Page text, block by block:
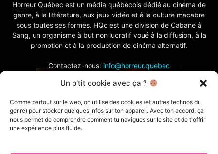
Un p'tit cookie avec ça ?
Comme partout sur le web, on utilise des cookies (et autres technos du
genre) pour stocker quelques infos sur ton appareil. Avec ton accord, ça
nous permet de comprendre comment tu navigues sur le site et de t'offrir
une expérience plus fluide.
Horreur Québec est un média québécois dédié au cinéma de
genre, à la littérature, aux jeux vidéo et à la culture macabre
sous toutes ses formes. HQc est une division de Cabane à
Sang, un organisme à but non lucratif voué à la diffusion, à la
promotion et à la production de cinéma alternatif.
Contactez-nous: info@horreur.quebec
SUIVEZ NOUS